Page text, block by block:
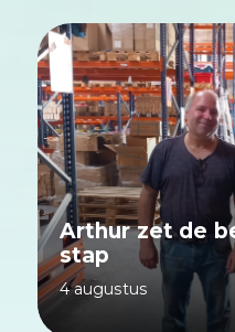
Arthur zet de
stap
4 augustus